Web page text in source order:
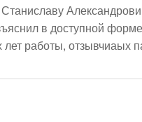
в доступной
работы, отзывчиаых